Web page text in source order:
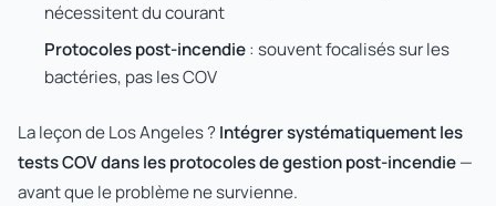
nécessitent du courant
Protocoles post-incendie: souvent focalisés sur les
bactéries, pas les COV
La leçon de Los Angeles ?Intégrer systématiquement les
tests COV dans les protocoles de gestion post-incendie—
avant que le problème ne survienne.